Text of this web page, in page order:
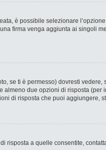
è possibile selezionare
firma venga aggiunta ai singoli
se ti è permesso) dovresti
due opzioni di risposta
di risposta che puoi aggiungere,
risposta a quelle consentite,